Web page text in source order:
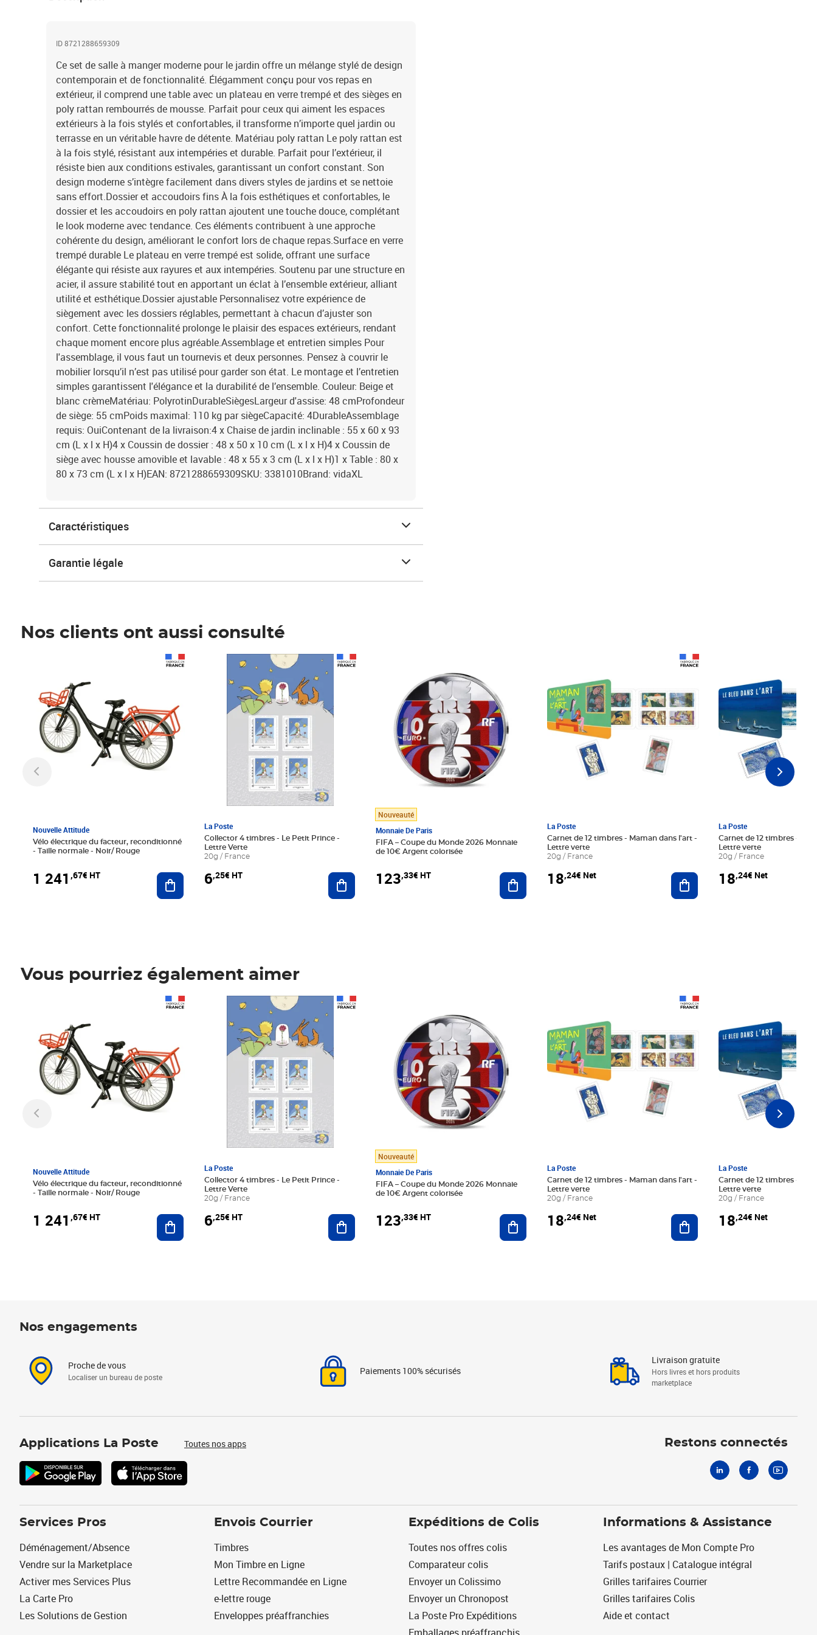
ID 8721288659309
Ce set de salle à manger moderne pour le jardin offre un mélange stylé de design
contemporain et de fonctionnalité. Élégamment conçu pour vos repas en
extérieur, il comprend une table avec un plateau en verre trempé et des sièges en
poly rattan rembourrés de mousse. Parfait pour ceux qui aiment les espaces
extérieurs à la fois stylés et confortables, il transforme n’importe quel jardin ou
terrasse en un véritable havre de détente. Matériau poly rattan Le poly rattan est
à la fois stylé, résistant aux intempéries et durable. Parfait pour l’extérieur, il
résiste bien aux conditions estivales, garantissant un confort constant. Son
design moderne s’intègre facilement dans divers styles de jardins et se nettoie
sans effort.Dossier et accoudoirs fins À la fois esthétiques et confortables, le
dossier et les accoudoirs en poly rattan ajoutent une touche douce, complétant
le look moderne avec tendance. Ces éléments contribuent à une approche
cohérente du design, améliorant le confort lors de chaque repas.Surface en verre
trempé durable Le plateau en verre trempé est solide, offrant une surface
élégante qui résiste aux rayures et aux intempéries. Soutenu par une structure en
acier, il assure stabilité tout en apportant un éclat à l’ensemble extérieur, alliant
utilité et esthétique.Dossier ajustable Personnalisez votre expérience de
siègement avec les dossiers réglables, permettant à chacun d’ajuster son
confort. Cette fonctionnalité prolonge le plaisir des espaces extérieurs, rendant
chaque moment encore plus agréable.Assemblage et entretien simples Pour
l'assemblage, il vous faut un tournevis et deux personnes. Pensez à couvrir le
mobilier lorsqu’il n’est pas utilisé pour garder son état. Le montage et l’entretien
simples garantissent l'élégance et la durabilité de l’ensemble. Couleur: Beige et
blanc crèmeMatériau: PolyrotinDurableSiègesLargeur d'assise: 48 cmProfondeur
de siège: 55 cmPoids maximal: 110 kg par siègeCapacité: 4DurableAssemblage
requis: OuiContenant de la livraison:4 x Chaise de jardin inclinable : 55 x 60 x 93
cm (L x l x H)4 x Coussin de dossier : 48 x 50 x 10 cm (L x l x H)4 x Coussin de
siège avec housse amovible et lavable : 48 x 55 x 3 cm (L x l x H)1 x Table : 80 x
80 x 73 cm (L x l x H)EAN: 8721288659309SKU: 3381010Brand: vidaXL
Caractéristiques
Garantie légale
Nos clients ont aussi consulté
Nouvelle Attitude
Vélo électrique du facteur, reconditionné
- Taille normale - Noir/ Rouge
1 241 ,67€ HT Ajouter au panier
La Poste
Collector 4 timbres - Le Petit Prince -
Lettre Verte
20g / France
6,25€ HT
Prix 6,25€ HT
Ajouter au panier
Nouveauté
Monnaie De Paris
FIFA – Coupe du Monde 2026 Monnaie
de 10€ Argent colorisée
123,33€ HT Ajouter au panier
La Poste
Carnet de 12 timbres - Maman dans l'art -
Lettre verte
20g / France
18,24€ Net Ajouter au panier
La Poste
Carnet de 12 timbres - Le
Lettre verte
20g / France
18,24€ Net
Vous pourriez également aimer
Nouvelle Attitude
Vélo électrique du facteur, reconditionné
- Taille normale - Noir/ Rouge
1 241 ,67€ HT Ajouter au panier
La Poste
Collector 4 timbres - Le Petit Prince -
Lettre Verte
20g / France
6,25€ HT
Prix 6,25€ HT
Ajouter au panier
Nouveauté
Monnaie De Paris
FIFA – Coupe du Monde 2026 Monnaie
de 10€ Argent colorisée
123,33€ HT Ajouter au panier
La Poste
Carnet de 12 timbres - Maman dans l'art -
Lettre verte
20g / France
18,24€ Net Ajouter au panier
La Poste
Carnet de 12 timbres - Le
Lettre verte
20g / France
18,24€ Net
Nos engagements
Proche de vous
Localiser un bureau de poste
Paiements 100% sécurisés
Livraison gratuite
Hors livres et hors produits
marketplace
Applications La Poste Toutes nos apps Restons connectés
Services Pros
Déménagement/Absence
Vendre sur la Marketplace
Activer mes Services Plus
La Carte Pro
Les Solutions de Gestion
Envois Courrier
Timbres
Mon Timbre en Ligne
Lettre Recommandée en Ligne
e-lettre rouge
Enveloppes préaffranchies
Expéditions de Colis
Toutes nos offres colis
Comparateur colis
Envoyer un Colissimo
Envoyer un Chronopost
La Poste Pro Expéditions
Informations & Assistance
Les avantages de Mon Compte Pro
Tarifs postaux | Catalogue intégral
Grilles tarifaires Courrier
Grilles tarifaires Colis
Aide et contact